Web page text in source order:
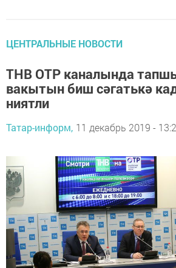
ЦЕНТРАЛЬНЫЕ НОВОСТИ
ТНВ ОТР каналында
вакытын биш сәгатькә
ниятли
Татар-информ, 11 декабрь 2019 -